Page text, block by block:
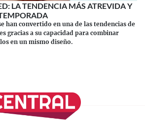
LA TENDENCIA MÁS ATREVIDA Y
han convertido en una de las tendencias de
gracias a su capacidad para combinar
en un mismo diseño.